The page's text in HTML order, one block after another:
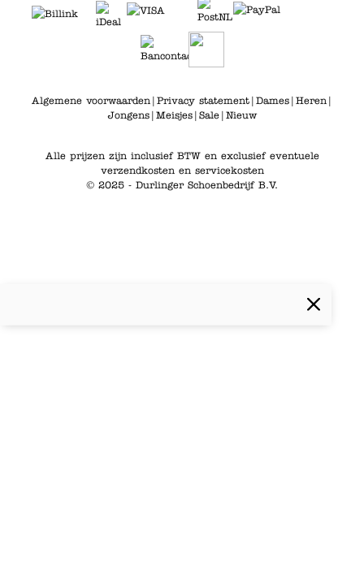
Algemene voorwaarden| Privacy statement| Dames| Heren|
Jongens| Meisjes| Sale| Nieuw
Alle prijzen zijn inclusief BTW en exclusief eventuele
verzendkosten en servicekosten
© 2025 - Durlinger Schoenbedrijf B.V.